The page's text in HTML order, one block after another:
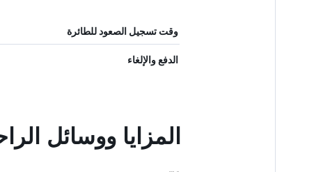
وقت تسجيل الصعود للطائرة
الدفع والإلغاء
المزايا ووسائل